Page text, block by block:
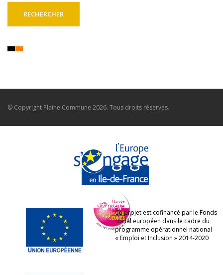
© Copyright Plaine Commune 2026. Tous droits réservés.
Ce projet est cofinancé par le Fonds
social européen dans le cadre du
programme opérationnel national
« Emploi et Inclusion » 2014-2020